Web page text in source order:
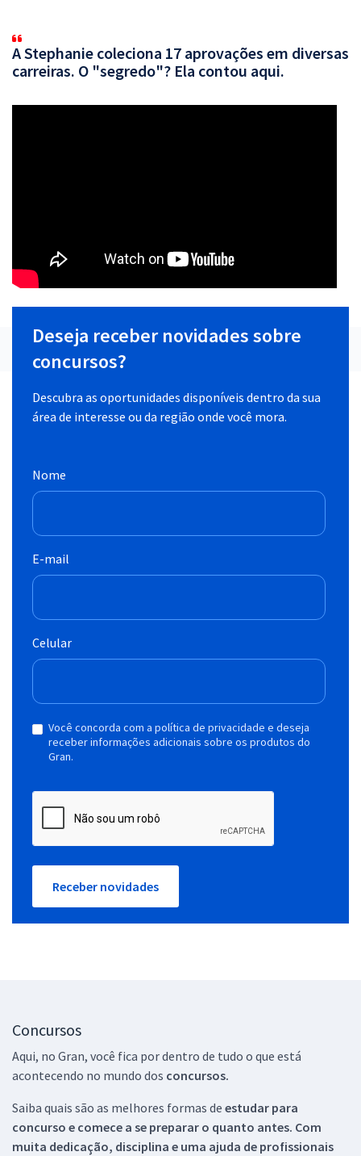
A Stephanie coleciona 17 aprovações em diversas
carreiras. O "segredo"? Ela contou aqui.
Deseja receber novidades sobre
concursos?
Descubra as oportunidades disponíveis dentro da sua
área de interesse ou da região onde você mora.
Nome
E-mail
Celular
Você concorda com a política de privacidade e deseja
receber informações adicionais sobre os produtos do
Gran.
Receber novidades
Concursos
Aqui, no Gran, você fica por dentro de tudo o que está
acontecendo no mundo dos concursos.
Saiba quais são as melhores formas de estudar para
concurso e comece a se preparar o quanto antes. Com
muita dedicação, disciplina e uma ajuda de profissionais